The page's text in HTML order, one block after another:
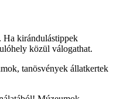
Ha kirándulástippek
közül válogathat.
tanösvények állatkertek